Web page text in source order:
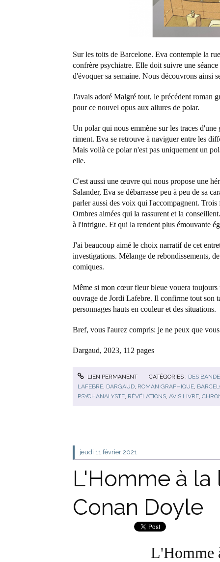
Sur les toits de Barcelone. Eva contemple la
confrère psychiatre. Elle doit suivre une
d'évoquer sa semaine. Nous découvrons ainsi
J'avais adoré Malgré tout, le précédent roman
pour ce nouvel opus aux allures de polar.
Un polar qui nous emmène sur les traces
riment. Eva se retrouve à naviguer entre les
Mais voilà ce polar n'est pas uniquement un
elle.
C'est aussi une œuvre qui nous propose une
Salander, Eva se débarrasse peu à peu de sa
parler aussi des voix qui l'accompagnent.
Ombres aimées qui la rassurent et la
à l'intrigue. Et qui la rendent plus émouvante
J'ai beaucoup aimé le choix narratif de cet
investigations. Mélange de rebondissements,
comiques.
Même si mon cœur fleur bleue vouera
ouvrage de Jordi Lafebre. Il confirme tout son
personnages hauts en couleur et des situations.
Bref, vous l'aurez compris: je ne peux que
Dargaud, 2023, 112 pages
LIEN PERMANENT CATÉGORIES : DES
LAFEBRE DARGAUD ROMAN GRAPHIQUE
PSYCHANALYSTE RÉVÉLATIONS AVIS LIVRE
jeudi 11 février 2021
L'Homme à
Conan Doyle
L'Homme